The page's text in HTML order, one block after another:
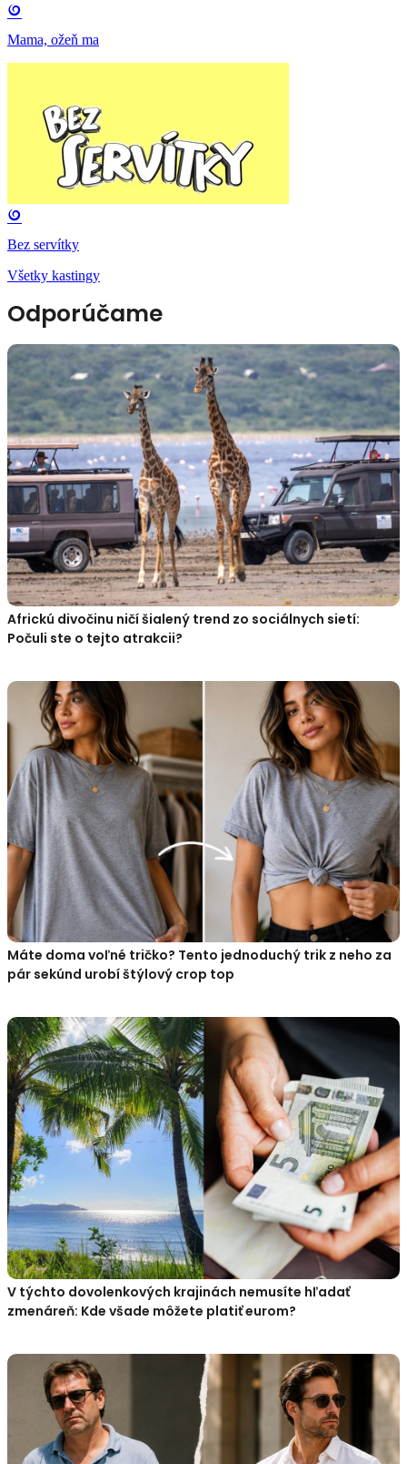
Mama, ožeň ma
Bez servítky
Všetky kastingy
Odporúčame
Africkú divočinu ničí šialený trend zo sociálnych sietí:
Počuli ste o tejto atrakcii?
Máte doma voľné tričko? Tento jednoduchý trik z neho za
pár sekúnd urobí štýlový crop top
V týchto dovolenkových krajinách nemusíte hľadať
zmenáreň: Kde všade môžete platiť eurom?